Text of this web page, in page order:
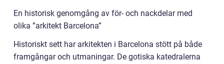
En historisk genomgång av för- och nackdelar med
olika ”arkitekt Barcelona”
Historiskt sett har arkitekten i Barcelona stött på både
framgångar och utmaningar. De gotiska katedralerna